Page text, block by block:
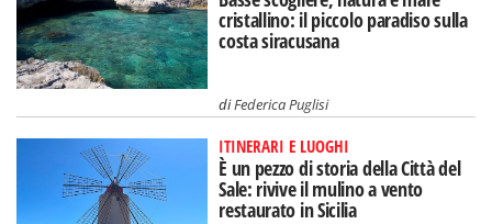
cristallino: il piccolo paradiso sulla
costa siracusana
diFederica Puglisi
ITINERARI E LUOGHI
È un pezzo di storia della Città del
Sale: rivive il mulino a vento
restaurato in Sicilia